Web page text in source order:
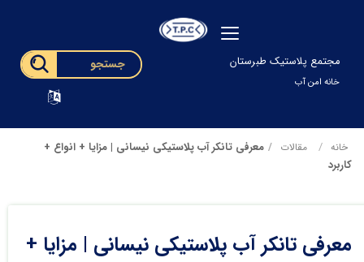
مجتمع پلاستیک طبرستان
خانه امن آب
خانه مقالات
معرفی تانکر آب پلاستیکی نیسانی | مزایا + انواع +
کاربرد
معرفی تانکر آب پلاستیکی نیسانی | مزایا +